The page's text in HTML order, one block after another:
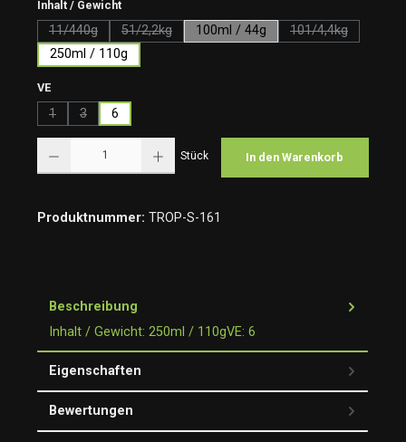
Inhalt / Gewichtauswählen
11/440g(Diese Option ist zurzeit nicht verfügbar.)
51/2,2kg(Diese Option ist zurzeit nicht verfügbar.)
100ml / 44g 101/4,4kg(Diese Option
250ml / 110g
VEauswählen
1(Diese Option ist zurzeit nicht verfügbar.)
3(Diese Option ist zurzeit nicht verfügbar.)
6
Stück In den Warenkorb
Produktnummer: TROP-S-161
Beschreibung
Inhalt / Gewicht: 250ml / 110gVE: 6
Eigenschaften
Bewertungen